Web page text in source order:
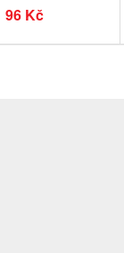
96 Kč